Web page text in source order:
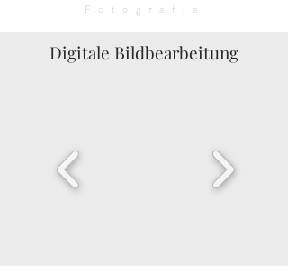
Fotografie
Digitale Bildbearbeitung